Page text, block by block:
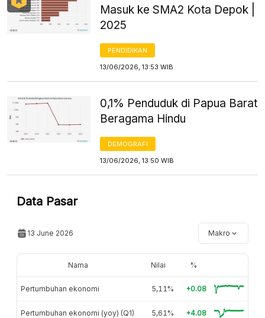
Masuk ke SMA2 Kota Depok |
2025
PENDIDIKAN
13/06/2026, 13:53 WIB
0,1% Penduduk di Papua Barat
Beragama Hindu
DEMOGRAFI
13/06/2026, 13:50 WIB
Data Pasar
13 June 2026 Makro
Nama Nilai %
Pertumbuhan ekonomi 5,11% +0.08
Pertumbuhan ekonomi (yoy) (Q1) 5,61% +4.08